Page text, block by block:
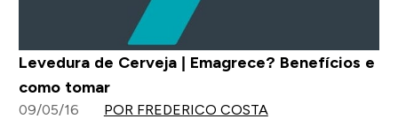
Levedura de Cerveja | Emagrece? Benefícios e
como tomar
09/05/16 POR FREDERICO COSTA